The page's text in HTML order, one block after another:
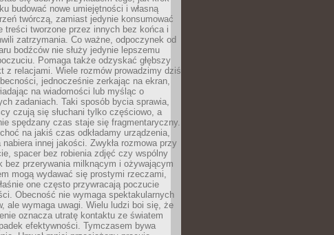
budować nowe umiejętności i własną
twórczą, zamiast jedynie konsumować
treści tworzone przez innych bez końca i
zatrzymania. Co ważne, odpoczynek od
bodźców nie służy jedynie lepszemu
Pomaga także odzyskać głębszy
z relacjami. Wiele rozmów prowadzimy dziś
jednocześnie zerkając na ekran,
na wiadomości lub myśląc o
zadaniach. Taki sposób bycia sprawia,
czują się słuchani tylko częściowo, a
spędzany czas staje się fragmentaryczny.
na jakiś czas odkładamy urządzenia,
nabiera innej jakości. Zwykła rozmowa przy
spacer bez robienia zdjęć czy wspólny
bez przerywania milknącym i ożywającym
mogą wydawać się prostymi rzeczami,
one często przywracają poczucie
Obecność nie wymaga spektakularnych
ale wymaga uwagi. Wielu ludzi boi się, że
oznacza utratę kontaktu ze światem
efektywności. Tymczasem bywa